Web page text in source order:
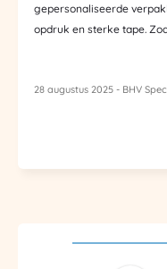
gepersonaliseerde
opdruk en sterke tape.
28 augustus 2025 - BHV